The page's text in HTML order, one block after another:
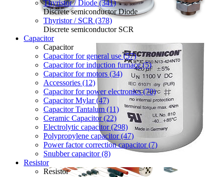
Thyristor / Diode (341)
Discrete semiconductor Diode
Thyristor / SCR (378)
Discrete semiconductor SCR
Capacitor
Capacitor
Capacitor for general use (57)
Capacitor for induction furnace (5)
Capacitor for motors (34)
Accessories (12)
Capacitor for power electronics (70)
Capacitor Mylar (47)
Capacitor Tantalum (11)
Ceramic Capacitor (22)
Electrolytic capacitor (298)
Polypropylene capacitor (47)
Power factor correction capacitor (7)
Snubber capacitor (8)
Resistor
Resistor